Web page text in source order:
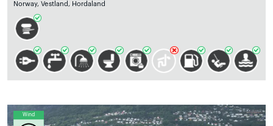
Norway, Vestland, Hordaland
Wind